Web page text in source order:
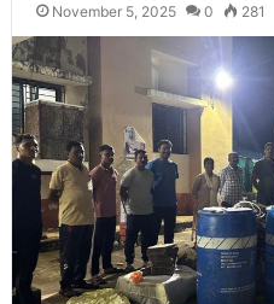
November 5, 2025 0 281